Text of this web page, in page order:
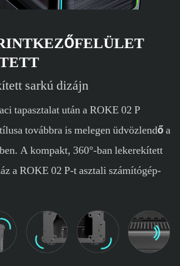
sarkú dizájn
tapasztalat után a ROKE 02 P
továbbra is melegen üdvözlendő a
A kompakt, 360°-ban lekerekített
a ROKE 02 P-t asztali számítógép-